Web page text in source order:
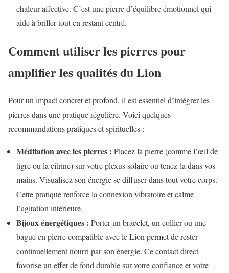
chaleur affective. C’est une pierre d’équilibre émotionnel qui
aide à briller tout en restant centré.
Comment utiliser les pierres pour
amplifier les qualités du Lion
Pour un impact concret et profond, il est essentiel d’intégrer les
pierres dans une pratique régulière. Voici quelques
recommandations pratiques et spirituelles :
Méditation avec les pierres : Placez la pierre (comme l’œil de
tigre ou la citrine) sur votre plexus solaire ou tenez-la dans vos
mains. Visualisez son énergie se diffuser dans tout votre corps.
Cette pratique renforce la connexion vibratoire et calme
l’agitation intérieure.
Bijoux énergétiques : Porter un bracelet, un collier ou une
bague en pierre compatible avec le Lion permet de rester
continuellement nourri par son énergie. Ce contact direct
favorise un effet de fond durable sur votre confiance et votre